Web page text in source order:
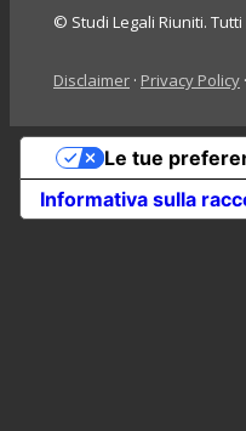
© Studi Legali Riuniti.
Disclaimer · Privacy Policy ·
Informativa sulla
Le tue